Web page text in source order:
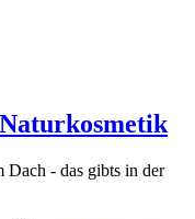
Dach - das gibts in der